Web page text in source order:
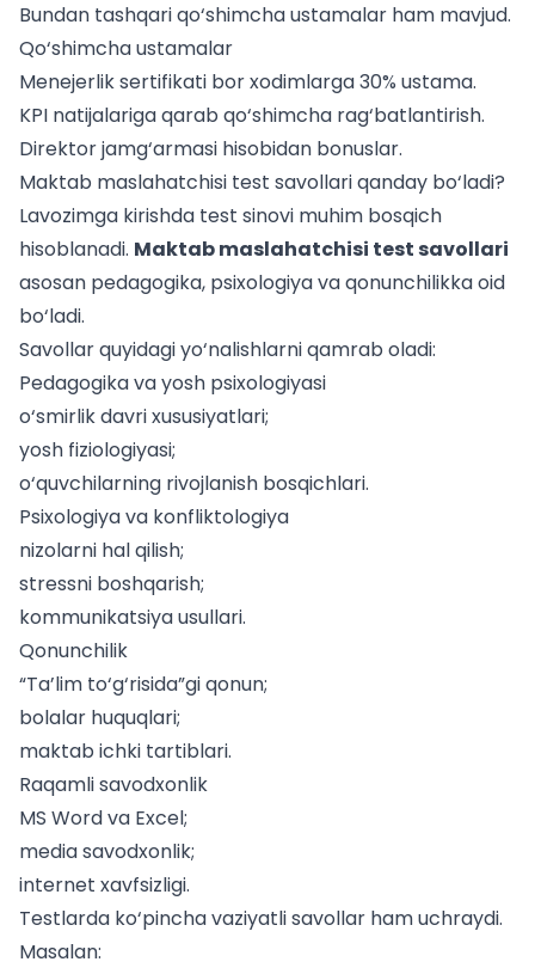
Bundan tashqari qo‘shimcha ustamalar ham mavjud.
Qo‘shimcha ustamalar
Menejerlik sertifikati bor xodimlarga 30% ustama.
KPI natijalariga qarab qo‘shimcha rag‘batlantirish.
Direktor jamg‘armasi hisobidan bonuslar.
Maktab maslahatchisi test savollari qanday bo‘ladi?
Lavozimga kirishda test sinovi muhim bosqich
hisoblanadi. Maktab maslahatchisi test savollari
asosan pedagogika, psixologiya va qonunchilikka oid
bo‘ladi.
Savollar quyidagi yo‘nalishlarni qamrab oladi:
Pedagogika va yosh psixologiyasi
o‘smirlik davri xususiyatlari;
yosh fiziologiyasi;
o‘quvchilarning rivojlanish bosqichlari.
Psixologiya va konfliktologiya
nizolarni hal qilish;
stressni boshqarish;
kommunikatsiya usullari.
Qonunchilik
“Ta’lim to‘g‘risida”gi qonun;
bolalar huquqlari;
maktab ichki tartiblari.
Raqamli savodxonlik
MS Word va Excel;
media savodxonlik;
internet xavfsizligi.
Testlarda ko‘pincha vaziyatli savollar ham uchraydi.
Masalan: